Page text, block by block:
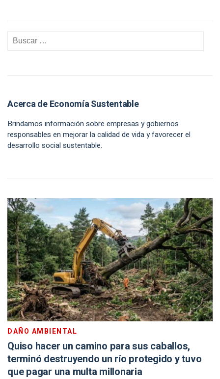
Acerca de Economía Sustentable
Brindamos información sobre empresas y gobiernos
responsables en mejorar la calidad de vida y favorecer el
desarrollo social sustentable.
DAÑO AMBIENTAL
Quiso hacer un camino para sus caballos,
terminó destruyendo un río protegido y tuvo
que pagar una multa millonaria